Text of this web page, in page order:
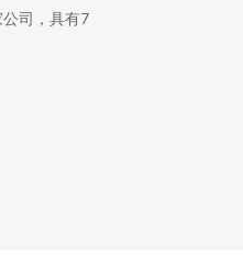
司，具有7